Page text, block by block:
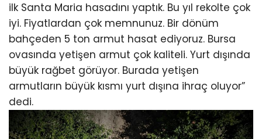
ilk Santa Maria hasadını yaptık. Bu yıl rekolte çok
iyi. Fiyatlardan çok memnunuz. Bir dönüm
bahçeden 5 ton armut hasat ediyoruz. Bursa
ovasında yetişen armut çok kaliteli. Yurt dışında
büyük rağbet görüyor. Burada yetişen
armutların büyük kısmı yurt dışına ihraç oluyor”
dedi.